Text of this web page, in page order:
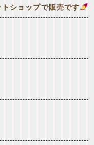
ショップで販売です